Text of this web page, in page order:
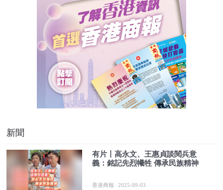
新聞
有片丨高永文、王惠貞談閱兵意
義：銘記先烈犧牲 傳承民族精神
香港商報 2025-09-03